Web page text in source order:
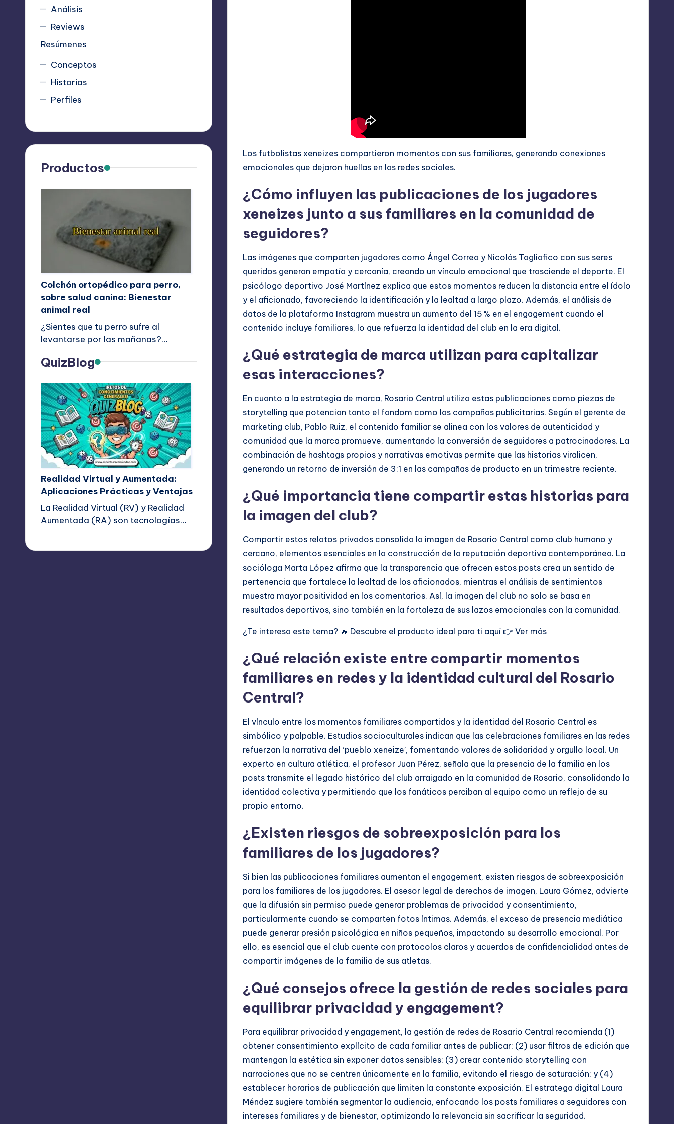
Los futbolistas xeneizes compartieron momentos con sus familiares, generando conexiones
emocionales que dejaron huellas en las redes sociales.
¿Cómo influyen las publicaciones de los jugadores
xeneizes junto a sus familiares en la comunidad de
seguidores?
Las imágenes que comparten jugadores como Ángel Correa y Nicolás Tagliafico con sus seres
queridos generan empatía y cercanía, creando un vínculo emocional que trasciende el deporte. El
psicólogo deportivo José Martínez explica que estos momentos reducen la distancia entre el ídolo
y el aficionado, favoreciendo la identificación y la lealtad a largo plazo. Además, el análisis de
datos de la plataforma Instagram muestra un aumento del 15 % en el engagement cuando el
contenido incluye familiares, lo que refuerza la identidad del club en la era digital.
¿Qué estrategia de marca utilizan para capitalizar
esas interacciones?
En cuanto a la estrategia de marca, Rosario Central utiliza estas publicaciones como piezas de
storytelling que potencian tanto el fandom como las campañas publicitarias. Según el gerente de
marketing club, Pablo Ruiz, el contenido familiar se alinea con los valores de autenticidad y
comunidad que la marca promueve, aumentando la conversión de seguidores a patrocinadores. La
combinación de hashtags propios y narrativas emotivas permite que las historias viralicen,
generando un retorno de inversión de 3:1 en las campañas de producto en un trimestre reciente.
¿Qué importancia tiene compartir estas historias para
la imagen del club?
Compartir estos relatos privados consolida la imagen de Rosario Central como club humano y
cercano, elementos esenciales en la construcción de la reputación deportiva contemporánea. La
socióloga Marta López afirma que la transparencia que ofrecen estos posts crea un sentido de
pertenencia que fortalece la lealtad de los aficionados, mientras el análisis de sentimientos
muestra mayor positividad en los comentarios. Así, la imagen del club no solo se basa en
resultados deportivos, sino también en la fortaleza de sus lazos emocionales con la comunidad.
¿Te interesa este tema? 🔥 Descubre el producto ideal para ti aquí 👉Ver más
¿Qué relación existe entre compartir momentos
familiares en redes y la identidad cultural del Rosario
Central?
El vínculo entre los momentos familiares compartidos y la identidad del Rosario Central es
simbólico y palpable. Estudios socioculturales indican que las celebraciones familiares en las redes
refuerzan la narrativa del ‘pueblo xeneize’, fomentando valores de solidaridad y orgullo local. Un
experto en cultura atlética, el profesor Juan Pérez, señala que la presencia de la familia en los
posts transmite el legado histórico del club arraigado en la comunidad de Rosario, consolidando la
identidad colectiva y permitiendo que los fanáticos perciban al equipo como un reflejo de su
propio entorno.
¿Existen riesgos de sobreexposición para los
familiares de los jugadores?
Si bien las publicaciones familiares aumentan el engagement, existen riesgos de sobreexposición
para los familiares de los jugadores. El asesor legal de derechos de imagen, Laura Gómez, advierte
que la difusión sin permiso puede generar problemas de privacidad y consentimiento,
particularmente cuando se comparten fotos íntimas. Además, el exceso de presencia mediática
puede generar presión psicológica en niños pequeños, impactando su desarrollo emocional. Por
ello, es esencial que el club cuente con protocolos claros y acuerdos de confidencialidad antes de
compartir imágenes de la familia de sus atletas.
¿Qué consejos ofrece la gestión de redes sociales para
equilibrar privacidad y engagement?
Para equilibrar privacidad y engagement, la gestión de redes de Rosario Central recomienda (1)
obtener consentimiento explícito de cada familiar antes de publicar; (2) usar filtros de edición que
mantengan la estética sin exponer datos sensibles; (3) crear contenido storytelling con
narraciones que no se centren únicamente en la familia, evitando el riesgo de saturación; y (4)
establecer horarios de publicación que limiten la constante exposición. El estratega digital Laura
Méndez sugiere también segmentar la audiencia, enfocando los posts familiares a seguidores con
intereses familiares y de bienestar, optimizando la relevancia sin sacrificar la seguridad.
Análisis
Reviews
Resúmenes
Conceptos
Historias
Perfiles
Productos
Colchón ortopédico para perro,
sobre salud canina: Bienestar
animal real
¿Sientes que tu perro sufre al
levantarse por las mañanas?…
QuizBlog
Realidad Virtual y Aumentada:
Aplicaciones Prácticas y Ventajas
La Realidad Virtual (RV) y Realidad
Aumentada (RA) son tecnologías…